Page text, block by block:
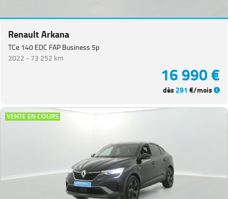
Renault Arkana
TCe 140 EDC FAP Business 5p
2022 -73 252 km
16 990 €
dès 291 €/mois
VENTE EN COURS